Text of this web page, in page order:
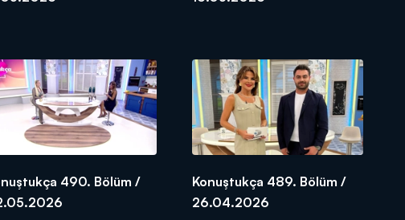
490. Bölüm /
Konuştukça 489. Bölüm /
26.04.2026